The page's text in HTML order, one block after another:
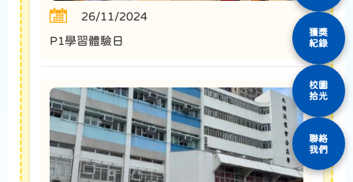
26/11/2024
P1學習體驗日
獲獎
紀錄
校園
拾光
聯絡
我們